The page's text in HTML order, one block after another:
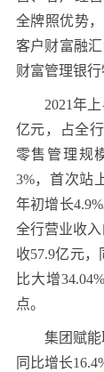
全牌照优势
客户财富融
财富管理银
2021年
亿元，占全
零售管理规
3%，首次站
年初增长
全行营业收
收57.9亿元
比大增
点。
集团赋能
同比增长